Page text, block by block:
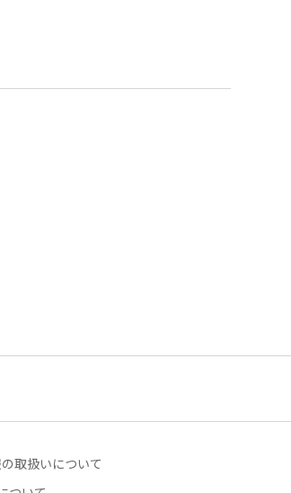
取扱いについて